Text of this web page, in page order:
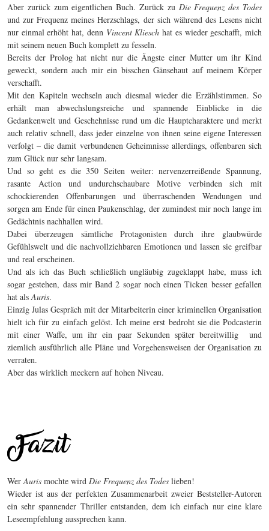
Aber zurück zum eigentlichen Buch. Zurück zu Die Frequenz des Todes
und zur Frequenz meines Herzschlags, der sich während des Lesens nicht
nur einmal erhöht hat, denn Vincent Kliesch hat es wieder geschafft, mich
mit seinem neuen Buch komplett zu fesseln.
Bereits der Prolog hat nicht nur die Ängste einer Mutter um ihr Kind
geweckt, sondern auch mir ein bisschen Gänsehaut auf meinem Körper
verschafft.
Mit den Kapiteln wechseln auch diesmal wieder die Erzählstimmen. So
erhält man abwechslungsreiche und spannende Einblicke in die
Gedankenwelt und Geschehnisse rund um die Hauptcharaktere und merkt
auch relativ schnell, dass jeder einzelne von ihnen seine eigene Interessen
verfolgt – die damit verbundenen Geheimnisse allerdings, offenbaren sich
zum Glück nur sehr langsam.
Und so geht es die 350 Seiten weiter: nervenzerreißende Spannung,
rasante Action und undurchschaubare Motive verbinden sich mit
schockierenden Offenbarungen und überraschenden Wendungen und
sorgen am Ende für einen Paukenschlag, der zumindest mir noch lange im
Gedächtnis nachhallen wird.
Dabei überzeugen sämtliche Protagonisten durch ihre glaubwürde
Gefühlswelt und die nachvollziehbaren Emotionen und lassen sie greifbar
und real erscheinen.
Und als ich das Buch schließlich ungläubig zugeklappt habe, muss ich
sogar gestehen, dass mir Band 2 sogar noch einen Ticken besser gefallen
hat alsAuris.
Einzig Julas Gespräch mit der Mitarbeiterin einer kriminellen Organisation
hielt ich für zu einfach gelöst. Ich meine erst bedroht sie die Podcasterin
mit einer Waffe, um ihr ein paar Sekunden später bereitwillig und
ziemlich ausführlich alle Pläne und Vorgehensweisen der Organisation zu
verraten.
Aber das wirklich meckern auf hohen Niveau.
WerAuris mochte wird Die Frequenz des Todes lieben!
Wieder ist aus der perfekten Zusammenarbeit zweier Beststeller-Autoren
ein sehr spannender Thriller entstanden, dem ich einfach nur eine klare
Leseempfehlung aussprechen kann.